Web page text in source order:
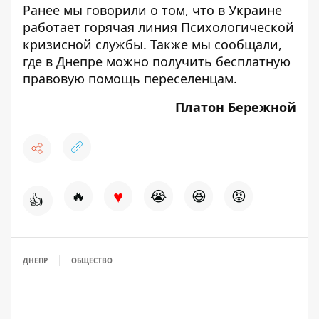
Ранее мы говорили о том, что в Украине
работает горячая линия Психологической
кризисной службы. Также мы сообщали,
где в Днепре можно получить бесплатную
правовую помощь переселенцам.
Платон Бережной
👍 🔥 ♥ 😭 😆 😡
ДНЕПР ОБЩЕСТВО